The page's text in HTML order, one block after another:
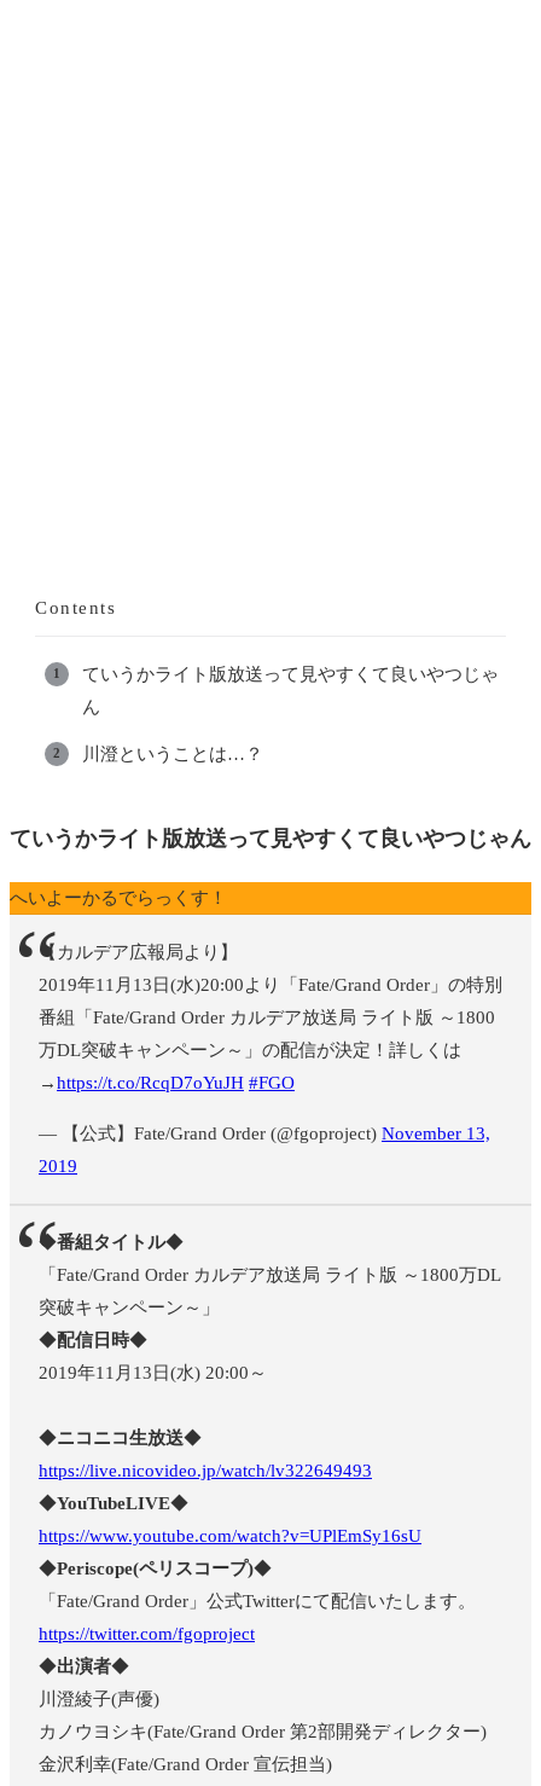
Contents
ていうかライト版放送って見やすくて良いやつじゃ
ん
川澄ということは…？
ていうかライト版放送って見やすくて良いやつじゃん
へいよーかるでらっくす！
【カルデア広報局より】
2019年11月13日(水)20:00より「Fate/Grand Order」の特別
番組「Fate/Grand Order カルデア放送局 ライト版 ～1800
万DL突破キャンペーン～」の配信が決定！詳しくは
→https://t.co/RcqD7oYuJH #FGO
— 【公式】Fate/Grand Order (@fgoproject) November 13,
2019
◆番組タイトル◆
「Fate/Grand Order カルデア放送局 ライト版 ～1800万DL
突破キャンペーン～」
◆配信日時◆
2019年11月13日(水) 20:00～
◆ニコニコ生放送◆
https://live.nicovideo.jp/watch/lv322649493
◆YouTubeLIVE◆
https://www.youtube.com/watch?v=UPlEmSy16sU
◆Periscope(ペリスコープ)◆
「Fate/Grand Order」公式Twitterにて配信いたします。
https://twitter.com/fgoproject
◆出演者◆
川澄綾子(声優)
カノウヨシキ(Fate/Grand Order 第2部開発ディレクター)
金沢利幸(Fate/Grand Order 宣伝担当)